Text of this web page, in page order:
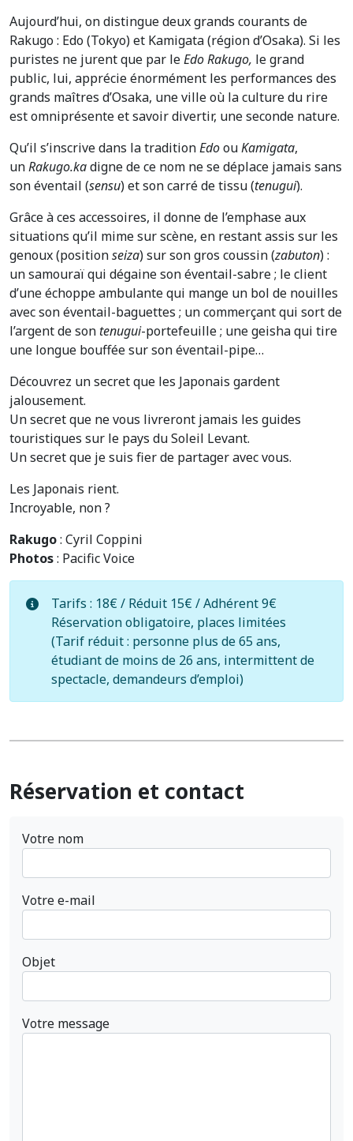
Aujourd’hui, on distingue deux grands courants de
Rakugo : Edo (Tokyo) et Kamigata (région d’Osaka). Si les
puristes ne jurent que par leEdo Rakugo, le grand
public, lui, apprécie énormément les performances des
grands maîtres d’Osaka, une ville où la culture du rire
est omniprésente et savoir divertir, une seconde nature.
Qu’il s’inscrive dans la traditionEdoouKamigata,
unRakugo.kadigne de ce nom ne se déplace jamais sans
son éventail (sensu) et son carré de tissu (tenugui).
Grâce à ces accessoires, il donne de l’emphase aux
situations qu’il mime sur scène, en restant assis sur les
genoux (positionseiza) sur son gros coussin (zabuton) :
un samouraï qui dégaine son éventail-sabre ; le client
d’une échoppe ambulante qui mange un bol de nouilles
avec son éventail-baguettes ; un commerçant qui sort de
l’argent de sontenugui-portefeuille ; une geisha qui tire
une longue bouffée sur son éventail-pipe…
Découvrez un secret que les Japonais gardent
jalousement.
Un secret que ne vous livreront jamais les guides
touristiques sur le pays du Soleil Levant.
Un secret que je suis fier de partager avec vous.
Les Japonais rient.
Incroyable, non ?
Rakugo: Cyril Coppini
Photos: Pacific Voice
Tarifs : 18€ / Réduit 15€ / Adhérent 9€
Réservation obligatoire, places limitées
(Tarif réduit : personne plus de 65 ans,
étudiant de moins de 26 ans, intermittent de
spectacle, demandeurs d’emploi)
Réservation et contact
Votre nom
Votre e-mail
Objet
Votre message